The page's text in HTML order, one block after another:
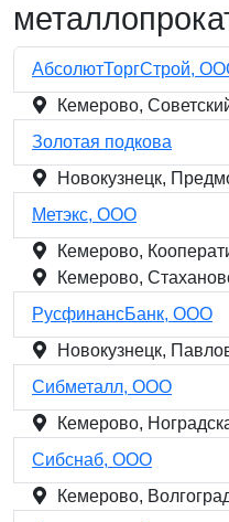
АбсолютТоргСтрой,
Кемерово,
Золотая подкова
Новокузнецк,
Метэкс, ООО
Кемерово,
Кемерово,
РусфинансБанк, ООО
Новокузнецк,
Сибметалл, ООО
Кемерово,
Сибснаб, ООО
Кемерово,